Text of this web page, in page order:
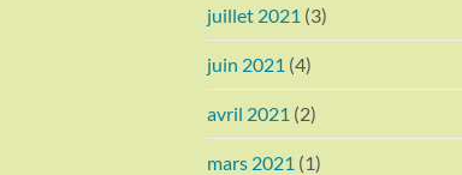
juillet 2021 (3)
juin 2021 (4)
avril 2021 (2)
mars 2021 (1)